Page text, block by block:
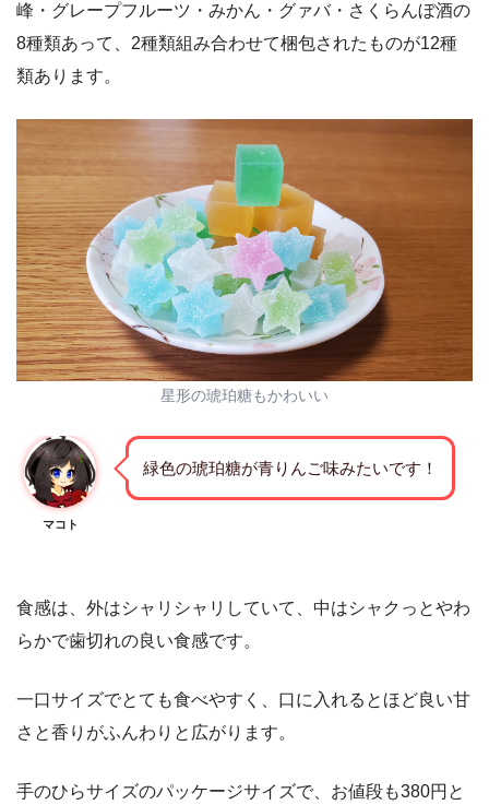
峰・グレープフルーツ・みかん・グァバ・さくらんぼ酒の
8種類あって、2種類組み合わせて梱包されたものが12種
類あります。
星形の琥珀糖もかわいい
マコト
緑色の琥珀糖が青りんご味みたいです！
食感は、外はシャリシャリしていて、中はシャクっとやわ
らかで歯切れの良い食感です。
一口サイズでとても食べやすく、口に入れるとほど良い甘
さと香りがふんわりと広がります。
手のひらサイズのパッケージサイズで、お値段も380円と